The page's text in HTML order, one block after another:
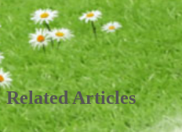
Related Articles